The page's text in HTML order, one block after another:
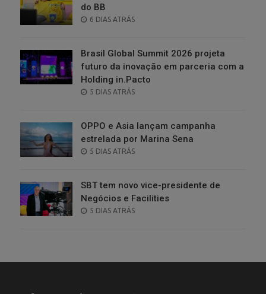
do BB
POSTED
6 DIAS ATRÁS
Brasil Global Summit 2026 projeta
futuro da inovação em parceria com a
Holding in.Pacto
POSTED
5 DIAS ATRÁS
OPPO e Asia lançam campanha
estrelada por Marina Sena
POSTED
5 DIAS ATRÁS
SBT tem novo vice-presidente de
Negócios e Facilities
POSTED
5 DIAS ATRÁS